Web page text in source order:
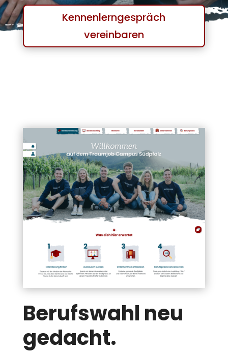
Kennenlerngespräch
vereinbaren
Berufswahl neu
gedacht.